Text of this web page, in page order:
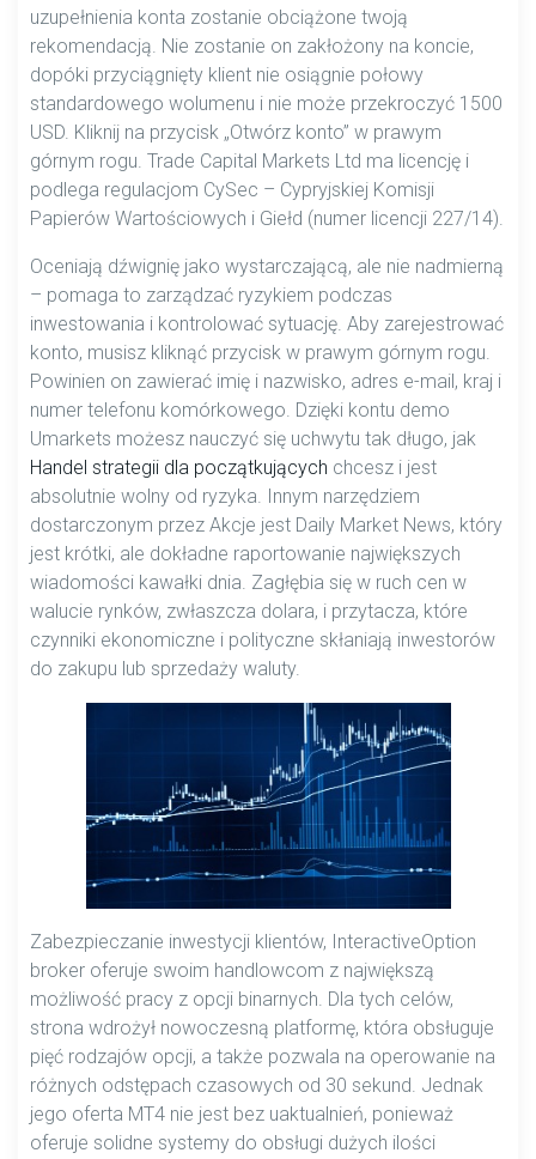
uzupełnienia konta zostanie obciążone twoją
rekomendacją. Nie zostanie on zakłożony na koncie,
dopóki przyciągnięty klient nie osiągnie połowy
standardowego wolumenu i nie może przekroczyć 1500
USD. Kliknij na przycisk „Otwórz konto” w prawym
górnym rogu. Trade Capital Markets Ltd ma licencję i
podlega regulacjom CySec – Cypryjskiej Komisji
Papierów Wartościowych i Giełd (numer licencji 227/14).
Oceniają dźwignię jako wystarczającą, ale nie nadmierną
– pomaga to zarządzać ryzykiem podczas
inwestowania i kontrolować sytuację. Aby zarejestrować
konto, musisz kliknąć przycisk w prawym górnym rogu.
Powinien on zawierać imię i nazwisko, adres e-mail, kraj i
numer telefonu komórkowego. Dzięki kontu demo
Umarkets możesz nauczyć się uchwytu tak długo, jak
Handel strategii dla początkujących chcesz i jest
absolutnie wolny od ryzyka. Innym narzędziem
dostarczonym przez Akcje jest Daily Market News, który
jest krótki, ale dokładne raportowanie największych
wiadomości kawałki dnia. Zagłębia się w ruch cen w
walucie rynków, zwłaszcza dolara, i przytacza, które
czynniki ekonomiczne i polityczne skłaniają inwestorów
do zakupu lub sprzedaży waluty.
Zabezpieczanie inwestycji klientów, InteractiveOption
broker oferuje swoim handlowcom z największą
możliwość pracy z opcji binarnych. Dla tych celów,
strona wdrożył nowoczesną platformę, która obsługuje
pięć rodzajów opcji, a także pozwala na operowanie na
różnych odstępach czasowych od 30 sekund. Jednak
jego oferta MT4 nie jest bez uaktualnień, ponieważ
oferuje solidne systemy do obsługi dużych ilości